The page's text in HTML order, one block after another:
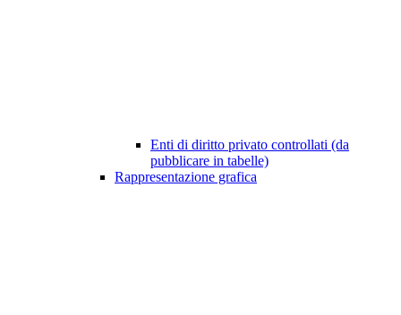
Enti di diritto privato controllati (da
pubblicare in tabelle)
Rappresentazione grafica